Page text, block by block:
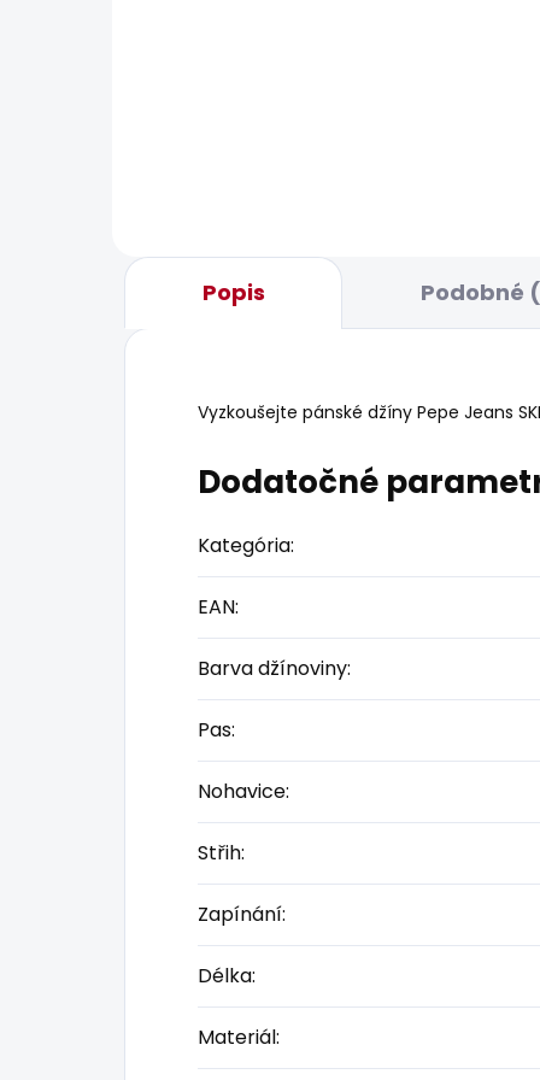
Popis Podobné
Vyzkoušejte pánské džíny Pepe Jeans
Dodatočné
Kategória:
EAN:
Barva džínoviny:
Pas:
Nohavice:
Střih:
Zapínání:
Délka:
Materiál: